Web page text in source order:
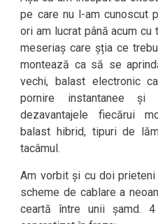
pe care nu l-am cunoscut
ori am lucrat până acum cu
meseriaș care șția ce
montează ca să se
vechi, balast electronic
pornire instantanee
dezavantajele fiecărui
balast hibrid, tipuri de
tacâmul.
Am vorbit și cu doi
scheme de cablare a
ceartă între unii șamd.